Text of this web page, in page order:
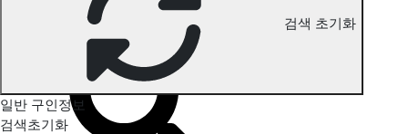
광주북구 아로마마사지 구인정보 검색 초기화
일반 구인정보
검색초기화